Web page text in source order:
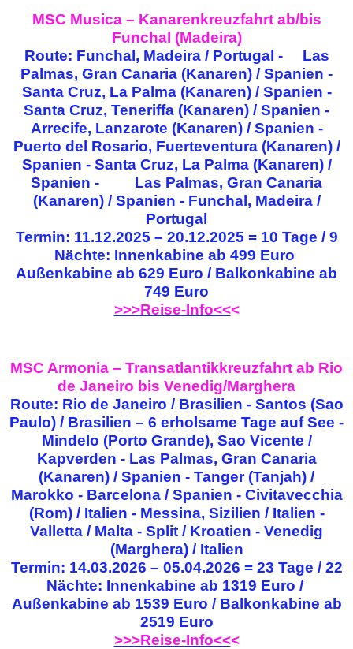
MSC Musica – Kanarenkreuzfahrt ab/bis
Funchal (Madeira)
Route: Funchal, Madeira / Portugal - Las
Palmas, Gran Canaria (Kanaren) / Spanien -
Santa Cruz, La Palma (Kanaren) / Spanien -
Santa Cruz, Teneriffa (Kanaren) / Spanien -
Arrecife, Lanzarote (Kanaren) / Spanien -
Puerto del Rosario, Fuerteventura (Kanaren) /
Spanien - Santa Cruz, La Palma (Kanaren) /
Spanien - Las Palmas, Gran Canaria
(Kanaren) / Spanien - Funchal, Madeira /
Portugal
Termin: 11.12.2025 – 20.12.2025 = 10 Tage / 9
Nächte: Innenkabine ab 499 Euro
Außenkabine ab 629 Euro / Balkonkabine ab
749 Euro
>>>Reise-Info<<<
MSC Armonia – Transatlantikkreuzfahrt ab Rio
de Janeiro bis Venedig/Marghera
Route: Rio de Janeiro / Brasilien - Santos (Sao
Paulo) / Brasilien – 6 erholsame Tage auf See -
Mindelo (Porto Grande), Sao Vicente /
Kapverden - Las Palmas, Gran Canaria
(Kanaren) / Spanien - Tanger (Tanjah) /
Marokko - Barcelona / Spanien - Civitavecchia
(Rom) / Italien - Messina, Sizilien / Italien -
Valletta / Malta - Split / Kroatien - Venedig
(Marghera) / Italien
Termin: 14.03.2026 – 05.04.2026 = 23 Tage / 22
Nächte: Innenkabine ab 1319 Euro /
Außenkabine ab 1539 Euro / Balkonkabine ab
2519 Euro
>>>Reise-Info<<<